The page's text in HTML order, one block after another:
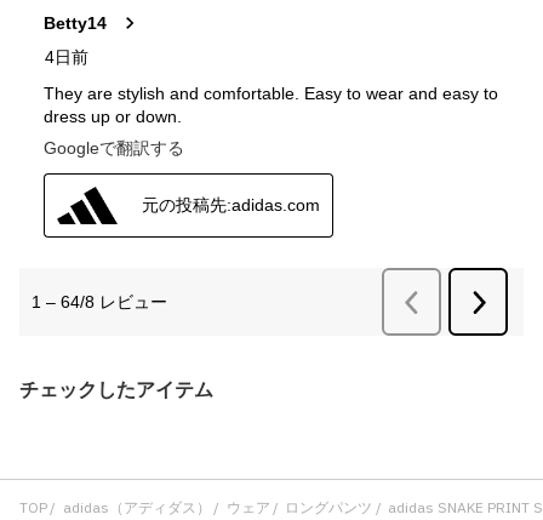
チェックしたアイテム
TOP adidas（アディダス） ウェア ロングパンツ
adidas SNAKE PRINT